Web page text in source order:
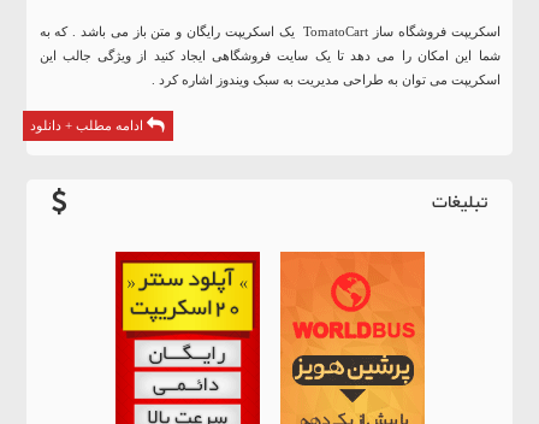
اسکریپت فروشگاه ساز TomatoCart یک اسکریپت رایگان و متن باز می باشد . که به
شما این امکان را می دهد تا یک سایت فروشگاهی ایجاد کنید از ویژگی جالب این
اسکریپت می توان به طراحی مدیریت به سبک ویندوز اشاره کرد .
ادامه مطلب + دانلود
تبلیغات